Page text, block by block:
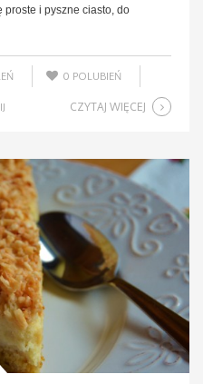
proste i pyszne ciasto, do
0 POLUBIEŃ
CZYTAJ WIĘCEJ